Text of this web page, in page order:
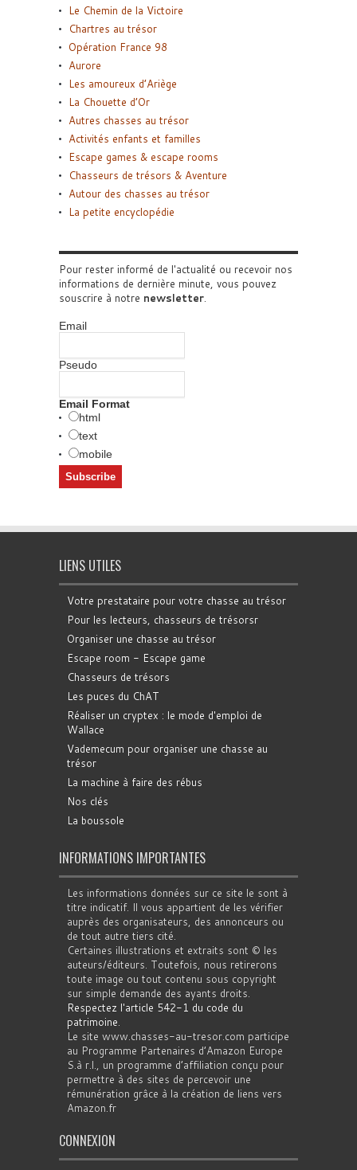
Le Chemin de la Victoire
Chartres au trésor
Opération France 98
Aurore
Les amoureux d’Ariège
La Chouette d’Or
Autres chasses au trésor
Activités enfants et familles
Escape games & escape rooms
Chasseurs de trésors & Aventure
Autour des chasses au trésor
La petite encyclopédie
Pour rester informé de l'actualité ou recevoir nos
informations de dernière minute, vous pouvez
souscrire à notre newsletter.
Email
Pseudo
Email Format
html
text
mobile
LIENS UTILES
Votre prestataire pour votre chasse au trésor
Pour les lecteurs, chasseurs de trésorsr
Organiser une chasse au trésor
Escape room - Escape game
Chasseurs de trésors
Les puces du ChAT
Réaliser un cryptex : le mode d'emploi de
Wallace
Vademecum pour organiser une chasse au
trésor
La machine à faire des rébus
Nos clés
La boussole
INFORMATIONS IMPORTANTES
Les informations données sur ce site le sont à
titre indicatif. Il vous appartient de les vérifier
auprès des organisateurs, des annonceurs ou
de tout autre tiers cité.
Certaines illustrations et extraits sont © les
auteurs/éditeurs. Toutefois, nous retirerons
toute image ou tout contenu sous copyright
sur simple demande des ayants droits.
Respectez l'article 542-1 du code du
patrimoine.
Le site www.chasses-au-tresor.com participe
au Programme Partenaires d’Amazon Europe
S.à r.l., un programme d’affiliation conçu pour
permettre à des sites de percevoir une
rémunération grâce à la création de liens vers
Amazon.fr
CONNEXION